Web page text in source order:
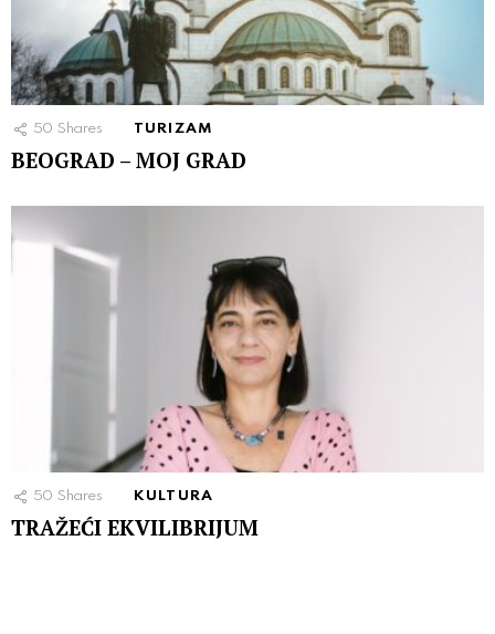
50 Shares TURIZAM
BEOGRAD – MOJ GRAD
50 Shares KULTURA
TRAŽEĆI EKVILIBRIJUM